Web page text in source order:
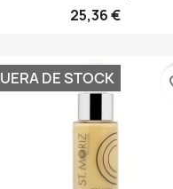
25,36 €
DE STOCK